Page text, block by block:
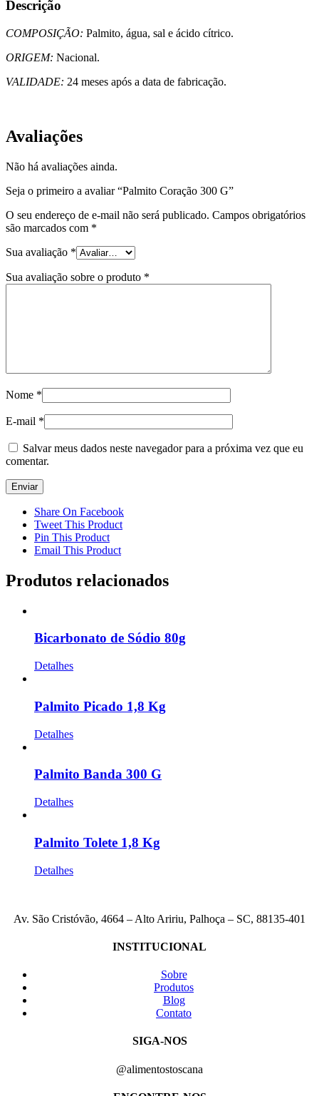
Descrição
COMPOSIÇÃO: Palmito, água, sal e ácido cítrico.
ORIGEM: Nacional.
VALIDADE: 24 meses após a data de fabricação.
Avaliações
Não há avaliações ainda.
Seja o primeiro a avaliar “Palmito Coração 300 G”
O seu endereço de e-mail não será publicado. Campos obrigatórios
são marcados com *
Sua avaliação *
Sua avaliação sobre o produto *
Nome *
E-mail *
Salvar meus dados neste navegador para a próxima vez que eu
comentar.
Share On Facebook
Tweet This Product
Pin This Product
Email This Product
Produtos relacionados
Bicarbonato de Sódio 80g
Detalhes
Palmito Picado 1,8 Kg
Detalhes
Palmito Banda 300 G
Detalhes
Palmito Tolete 1,8 Kg
Detalhes
Av. São Cristóvão, 4664 – Alto Aririu, Palhoça – SC, 88135-401
INSTITUCIONAL
Sobre
Produtos
Blog
Contato
SIGA-NOS
@alimentostoscana